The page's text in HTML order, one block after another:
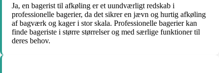
Ja, en bagerist til afkøling er et uundværligt redskab i
professionelle bagerier, da det sikrer en jævn og hurtig afkøling
af bagværk og kager i stor skala. Professionelle bagerier kan
finde bageriste i større størrelser og med særlige funktioner til
deres behov.